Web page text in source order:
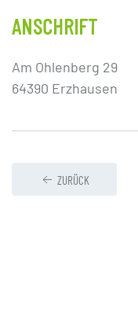
ANSCHRIFT
Am Ohlenberg 29
64390 Erzhausen
ZURÜCK